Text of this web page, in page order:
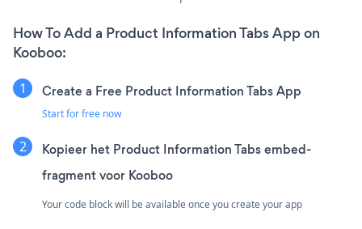
How To Add a Product Information Tabs App on
Kooboo:
Create a Free Product Information Tabs App
Start for free now
Kopieer het Product Information Tabs embed-
fragment voor Kooboo
Your code block will be available once you create your app